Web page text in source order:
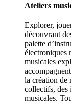
Ateliers
Explorer,
découvrant
palette
électroniques
musicales
la création de
collectifs, des
musicales.